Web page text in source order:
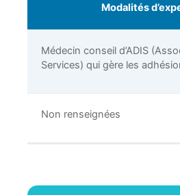
Modalités
Médecin conseil d’ADIS
Services) qui gère les
Non renseignées